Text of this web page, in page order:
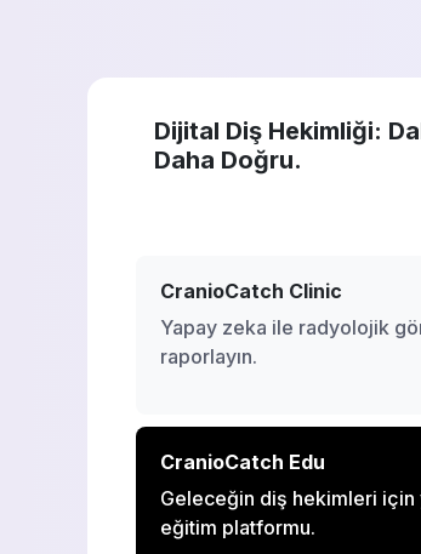
Dijital Diş Hekimliği:
Daha Doğru.
CranioCatch Clinic
Yapay zeka ile radyolojik
raporlayın.
CranioCatch Edu
Geleceğin diş hekimleri
eğitim platformu.